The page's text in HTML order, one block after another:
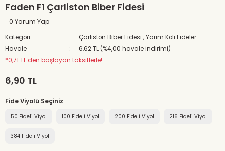
Faden F1 Çarliston Biber Fidesi
0 Yorum Yap
Kategori Çarliston Biber Fidesi ,Yarım Koli Fideler
Havale
6,62 TL (%4,00 havale indirimi)
*0,71 TL den başlayan taksitlerle!
6,90 TL
Fide Viyolü Seçiniz
50 Fideli Viyol 100 Fideli Viyol 200 Fideli Viyol 216 Fideli Viyol
384 Fideli Viyol